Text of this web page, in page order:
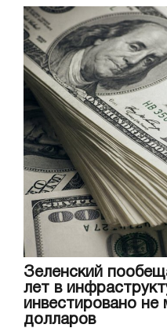
Зеленский
лет в
инвестировано не
долларов